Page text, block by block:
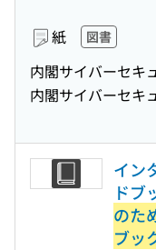
紙 図書
内閣サイバーセキ
内閣サイバーセキ
イン
ドブ
のた
ブッ